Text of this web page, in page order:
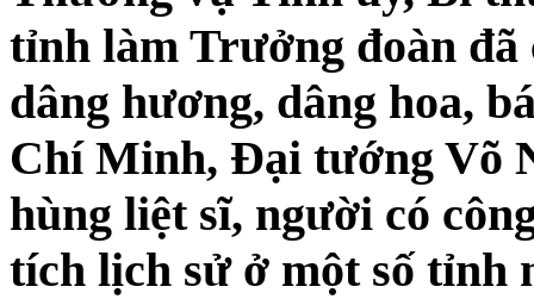
tỉnh làm Trưởng đoàn đã
dâng hương, dâng hoa,
Chí Minh, Đại tướng Võ
hùng liệt sĩ, người có
tích lịch sử ở một số tỉnh